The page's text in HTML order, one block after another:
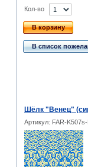
Кол-во
В корзину
В список
Шёлк "Венец"
Артикул: FAR-